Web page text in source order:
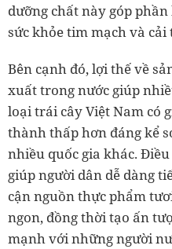
dưỡng chất này góp
sức khỏe tim mạch và
Bên cạnh đó, lợi thế về
xuất trong nước giúp
loại trái cây Việt Nam có
thành thấp hơn đáng kể
nhiều quốc gia khác.
giúp người dân dễ dàng
cận nguồn thực phẩm
ngon, đồng thời tạo ấn
mạnh với những người